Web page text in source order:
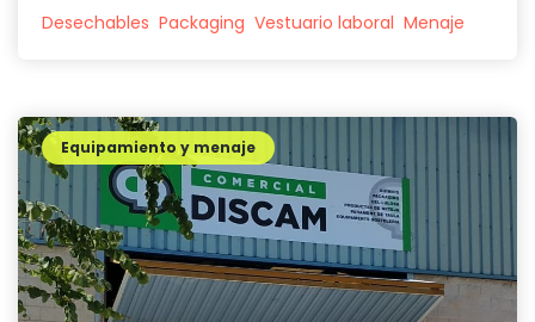
Desechables Packaging Vestuario laboral Menaje
Equipamiento y menaje